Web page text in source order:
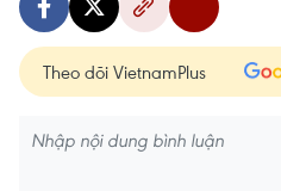
Theo dõi VietnamPlus